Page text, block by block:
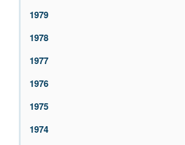
1979
1978
1977
1976
1975
1974